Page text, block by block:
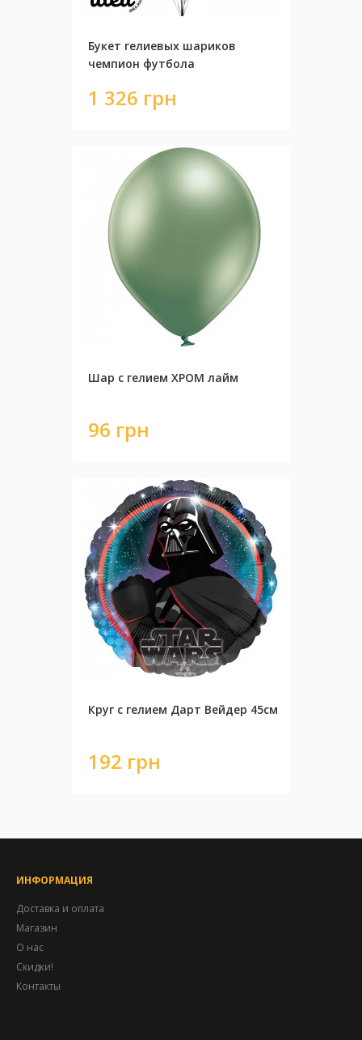
Букет гелиевых шариков
чемпион футбола
1 326 грн
Шар с гелием ХРОМ лайм
96 грн
Круг с гелием Дарт Вейдер 45см
192 грн
ИНФОРМАЦИЯ
Доставка и оплата
Магазин
О нас
Скидки!
Контакты